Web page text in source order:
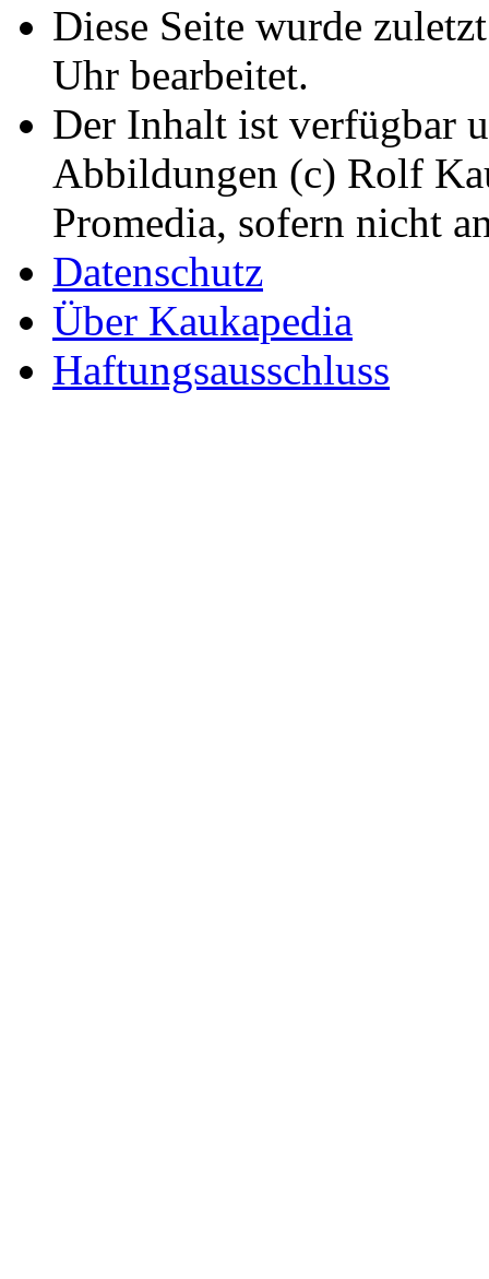
Diese Seite wurde
Uhr bearbeitet.
Der Inhalt ist verfügbar
Abbildungen (c) Rolf
Promedia, sofern nicht
Datenschutz
Über Kaukapedia
Haftungsausschluss